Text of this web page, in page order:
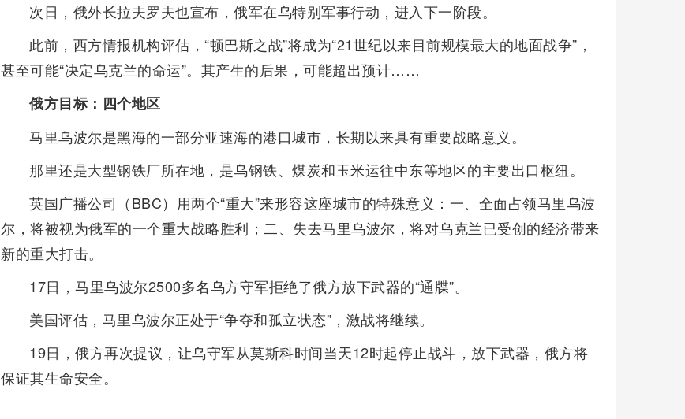
次日，俄外长拉夫罗夫也宣布，俄军在乌特别军事行动，进入下一阶段。
此前，西方情报机构评估，“顿巴斯之战”将成为“21世纪以来目前规模最大的地面战争”，
甚至可能“决定乌克兰的命运”。其产生的后果，可能超出预计……
俄方目标：四个地区
马里乌波尔是黑海的一部分亚速海的港口城市，长期以来具有重要战略意义。
那里还是大型钢铁厂所在地，是乌钢铁、煤炭和玉米运往中东等地区的主要出口枢纽。
英国广播公司（BBC）用两个“重大”来形容这座城市的特殊意义：一、全面占领马里乌波
尔，将被视为俄军的一个重大战略胜利；二、失去马里乌波尔，将对乌克兰已受创的经济带来
新的重大打击。
17日，马里乌波尔2500多名乌方守军拒绝了俄方放下武器的“通牒”。
美国评估，马里乌波尔正处于“争夺和孤立状态”，激战将继续。
19日，俄方再次提议，让乌守军从莫斯科时间当天12时起停止战斗，放下武器，俄方将
保证其生命安全。